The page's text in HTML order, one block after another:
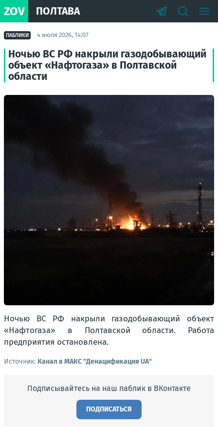
ZOV ПОЛТАВА
ПАБЛИКИ 4 июля 2026, 14:07
Ночью ВС РФ накрыли газодобывающий
объект «Нафтогаза» в Полтавской
области
Ночью ВС РФ накрыли газодобывающий объект
«Нафтогаза» в Полтавской области. Работа
предприятия остановлена.
Источник: Канал в МАКС "Денацификация UA"
Подписывайтесь на наш паблик в ВКонтакте
ПОДПИСАТЬСЯ